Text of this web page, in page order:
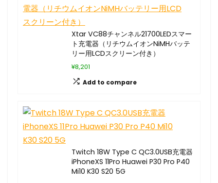
Xtar VC88チャンネル21700LEDスマー
ト充電器（リチウムイオンNiMHバッテ
リー用LCDスクリーン付き）
¥8,201
Add to compare
Twitch 18W Type C QC3.0USB充電器
iPhoneXS 11Pro Huawei P30 Pro P40
Mi10 K30 S20 5G